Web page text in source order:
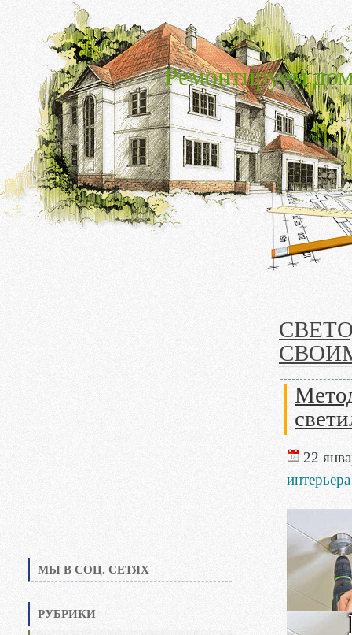
Ремонтируем
МЫ В СОЦ. СЕТЯХ
РУБРИКИ
22
интерьера